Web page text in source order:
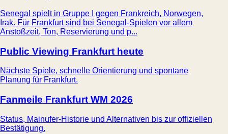
Senegal spielt in Gruppe I gegen Frankreich, Norwegen,
Irak. Für Frankfurt sind bei Senegal-Spielen vor allem
Anstoßzeit, Ton, Reservierung und p...
Public Viewing Frankfurt heute
Nächste Spiele, schnelle Orientierung und spontane
Planung für Frankfurt.
Fanmeile Frankfurt WM 2026
Status, Mainufer-Historie und Alternativen bis zur offiziellen
Bestätigung.